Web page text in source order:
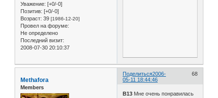
Уважение: [+0/-0]
Позитив: [+0/-0]
Возраст: 39 [1986-12-20]
Провел на форуме:
Не определено
Последний визит:
2008-07-30 20:10:37
Поделиться 68
2006-
05-11 18:44:46
Methafora
Members
B13 Мне очень понравилась